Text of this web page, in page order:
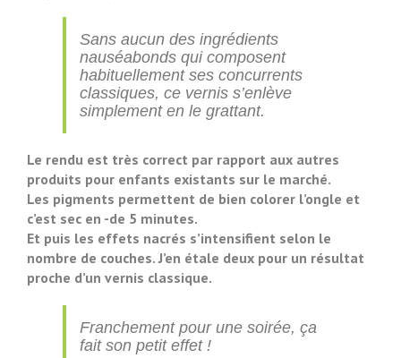
Sans aucun des ingrédients
nauséabonds qui composent
habituellement ses concurrents
classiques, ce vernis s’enlève
simplement en le grattant.
Le rendu est très correct par rapport aux autres
produits pour enfants existants sur le marché.
Les pigments permettent de bien colorer l’ongle et
c’est sec en -de 5 minutes.
Et puis les effets nacrés s’intensifient selon le
nombre de couches. J’en étale deux pour un résultat
proche d’un vernis classique.
Franchement pour une soirée, ça
fait son petit effet !